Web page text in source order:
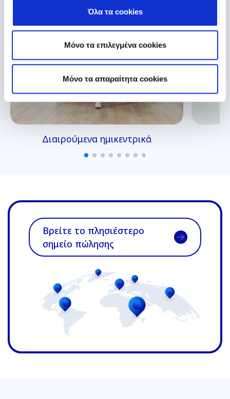
Όλα τα cookies
Μόνο τα επιλεγμένα cookies
Mόνο τα απαραίτητα cookies
Διαιρούμενα ημικεντρικά
Βρείτε το πλησιέστερο
σημείο πώλησης